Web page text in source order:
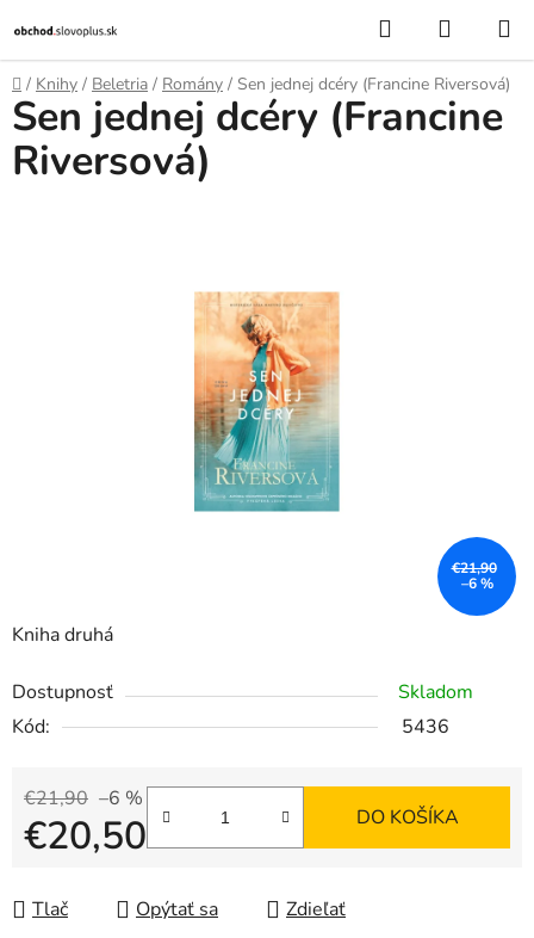
na
obsah
Hľadať
KOŠÍK
Domov
/ Knihy / Beletria / Romány / Sen jednej dcéry (Francine Riversová)
Kniha druhá
Dostupnosť
Skladom
Kód:
5436
€21,90 –6 %
€20,50 DO KOŠÍKA
Tlač Opýtať sa Zdieľať
Sen jednej dcéry (Francine
Riversová)
€21,90
–6 %